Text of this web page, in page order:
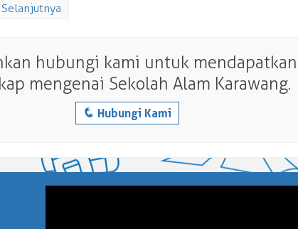
Selanjutnya
hubungi kami untuk
mengenai Sekolah Alam Karawang.
q Hubungi Kami